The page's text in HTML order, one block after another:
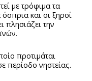
με τρόφιμα τα
και οι ξηροί
πλησιάζει την
προτιμάται
περίοδο νηστείας.